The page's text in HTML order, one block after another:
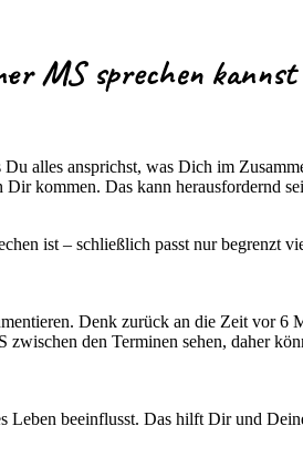
MS sprechen kannst
alles ansprichst, was Dich im
kommen. Das kann herausfordernd
ist – schließlich passt nur begrenzt
Denk zurück an die Zeit vor 6
den Terminen sehen, daher
beeinflusst. Das hilft Dir und